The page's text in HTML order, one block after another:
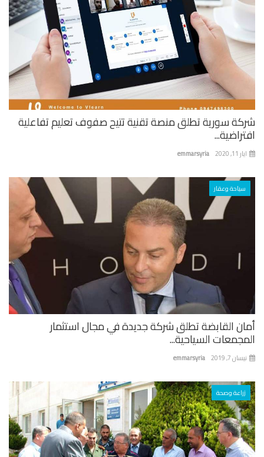
سورية تطلق منصة تقنية تتيح صفوف تعليم تفاعلية
emmarsyria
سياحة وعقار
القابضة تطلق شركة جديدة في مجال استثمار
السياحية...
emmarsyria 7, 2019
زراعة وصحة